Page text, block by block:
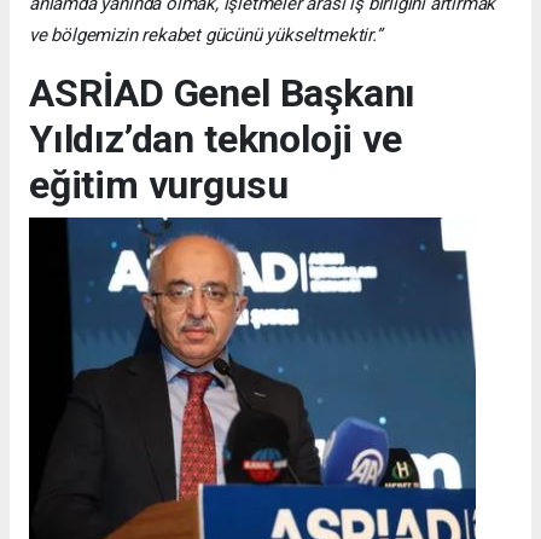
ve bölgemizin rekabet gücünü yükseltmektir.”
ASRİAD Genel Başkanı
Yıldız’dan teknoloji ve
eğitim vurgusu